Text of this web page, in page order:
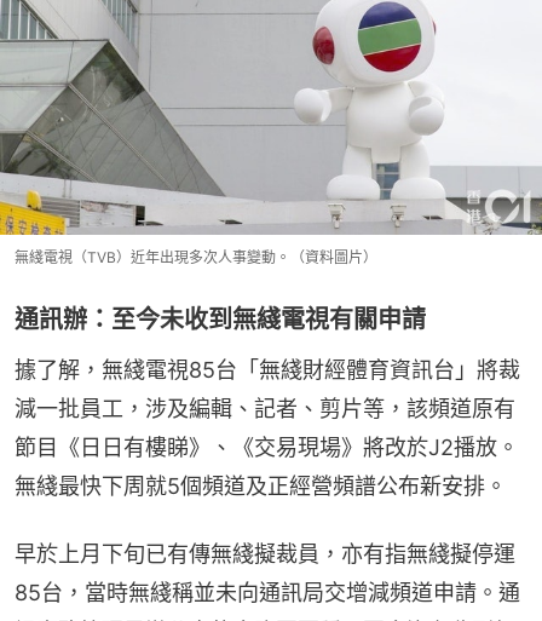
無綫電視（TVB）近年出現多次人事變動。（資料圖片）
通訊辦：至今未收到無綫電視有關申請
據了解，無綫電視85台「無綫財經體育資訊台」將裁
減一批員工，涉及編輯、記者、剪片等，該頻道原有
節目《日日有樓睇》、《交易現場》將改於J2播放。
無綫最快下周就5個頻道及正經營頻譜公布新安排。
早於上月下旬已有傳無綫擬裁員，亦有指無綫擬停運
85台，當時無綫稱並未向通訊局交增減頻道申請。通